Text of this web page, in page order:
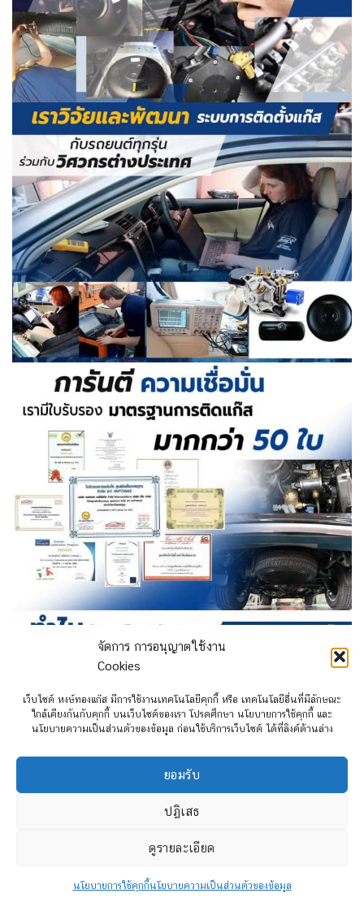
จัดการ การอนุญาตใช้งาน
Cookies
เว็บไซต์ หงษ์ทองแก๊ส มีการใช้งานเทคโนโลยีคุกกี้ หรือ เทคโนโลยีอื่นที่มีลักษณะ
ใกล้เคียงกันกับคุกกี้ บนเว็บไซต์ของเรา โปรดศึกษา นโยบายการใช้คุกกี้ และ
นโยบายความเป็นส่วนตัวของข้อมูล ก่อนใช้บริการเว็บไซต์ ได้ที่ลิงค์ด้านล่าง
ยอมรับ
ปฏิเสธ
ดูรายละเอียด
นโยบายการใช้คุกกี้นโยบายความเป็นส่วนตัวของข้อมูล